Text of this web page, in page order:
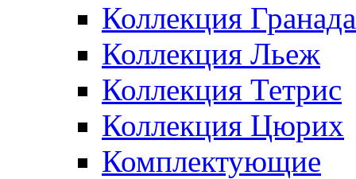
Коллекция Гранада
Коллекция Льеж
Коллекция Тетрис
Коллекция Цюрих
Комплектующие